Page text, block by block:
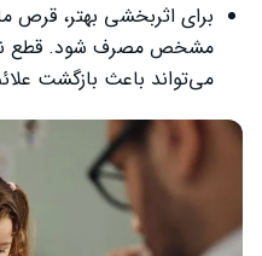
برای اثربخشی بهتر، قرص
مشخص مصرف شود. قطع
می‌تواند باعث بازگشت